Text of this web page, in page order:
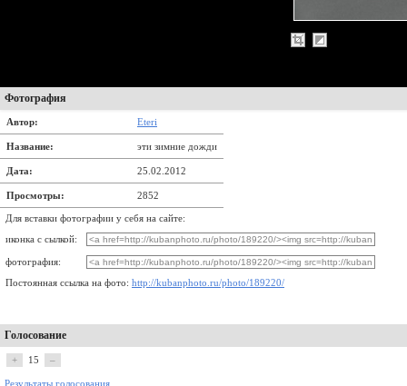
Фотография
Автор: Eteri
Название: эти зимние дожди
Дата: 25.02.2012
Просмотры: 2852
Для вставки фотографии у себя на сайте:
иконка с сылкой:
фотография:
Постоянная ссылка на фото: http://kubanphoto.ru/photo/189220/
Голосование
+ 15 –
Результаты голосования